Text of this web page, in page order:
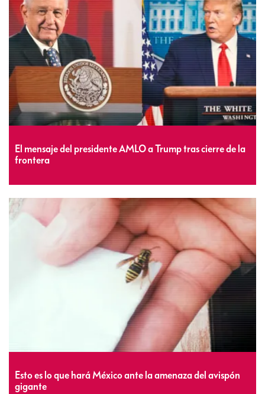
El mensaje del presidente AMLO a Trump tras cierre de la
frontera
Esto es lo que hará México ante la amenaza del avispón
gigante